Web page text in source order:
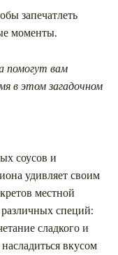
запечатлеть
моменты.
помогут вам
в этом загадочном
соусов и
удивляет своим
местной
специй:
сладкого и
вкусом